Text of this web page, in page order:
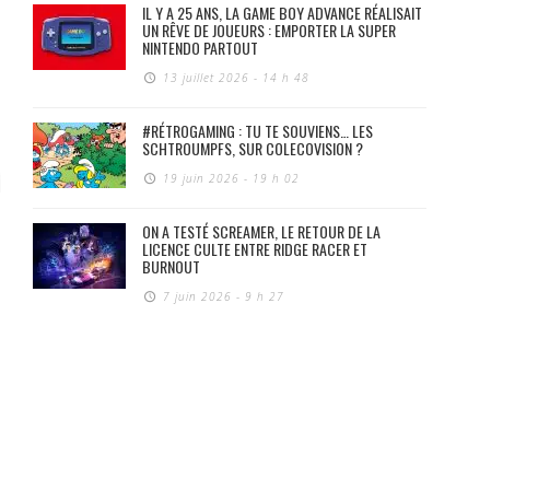
IL Y A 25 ANS, LA GAME BOY ADVANCE RÉALISAIT
UN RÊVE DE JOUEURS : EMPORTER LA SUPER
NINTENDO PARTOUT
13 juillet 2026 - 14 h 48
#RÉTROGAMING : TU TE SOUVIENS… LES
SCHTROUMPFS, SUR COLECOVISION ?
19 juin 2026 - 19 h 02
ON A TESTÉ SCREAMER, LE RETOUR DE LA
LICENCE CULTE ENTRE RIDGE RACER ET
BURNOUT
7 juin 2026 - 9 h 27